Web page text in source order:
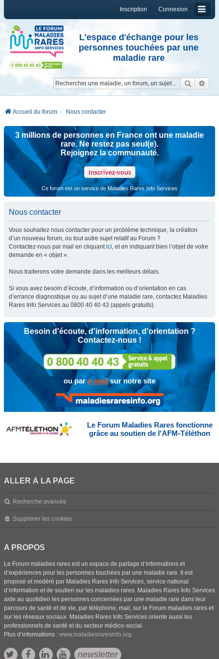
Connexion
Inscription
L'espace d'échange pour les
personnes touchées par une
maladie rare
Accueil du forum Nous contacter
3 millions de personnes en France ont une maladie
rare. Ne restez pas seul(e).
Rejoignez la communauté.
Inscrivez-vous
Ce forum est un service de Maladies Rares Info Services
Nous contacter
Vous souhaitez nous contacter pour un problème technique, la création
d’un nouveau forum, ou tout autre sujet relatif au Forum ?
Contactez-nous par mail en cliquantici, et en indiquant bien l’objet de votre
demande en « objet ».
Nous traiterons votre demande dans les meilleurs délais.
Si vous avez besoin d’écoute, d’information ou d’orientation en cas
d’errance diagnostique ou au sujet d’une maladie rare, contactez Maladies
Rares Info Services au 0800 40 40 43 (appels gratuits).
Besoin d'écoute, d'information, d'orientation ?
Contactez-nous !
ou pare-mailsur notre site
Le Forum Maladies Rares fonctionne
grâce au soutien de l'AFM-Téléthon
ALLER À LA PAGE
Recherche avancée
Supprimer les cookies
A PROPOS
Le Forum maladies rares est un espace de partage d’informations et
d’expériences pour les personnes touchées par une maladie rare. Il est
proposé et modéré par Maladies Rares Info Services, service national
d’information et de soutien sur les maladies rares. Maladies Rares Info Services
aide au quotidien les personnes concernées par une maladie rare dans leur
parcours de santé et de vie, par téléphone, mail, sur le Forum maladies rares et
sur les réseaux sociaux. Maladies Rares Info Services oriente aussi les
professionnels de santé et du secteur médico-social.
Plus d’informations : www.maladiesraresinfo.org
newsletter